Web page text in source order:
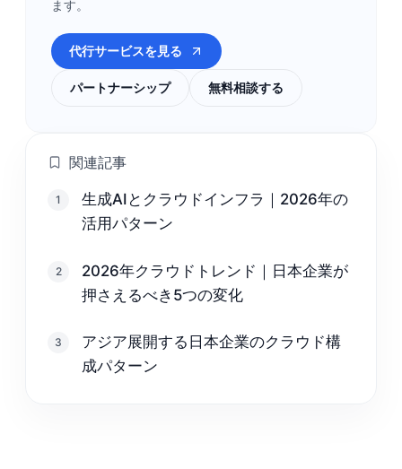
ます。
代行サービスを見る
パートナーシップ 無料相談する
関連記事
1
生成AIとクラウドインフラ｜2026年の
活用パターン
2
2026年クラウドトレンド｜日本企業が
押さえるべき5つの変化
3
アジア展開する日本企業のクラウド構
成パターン